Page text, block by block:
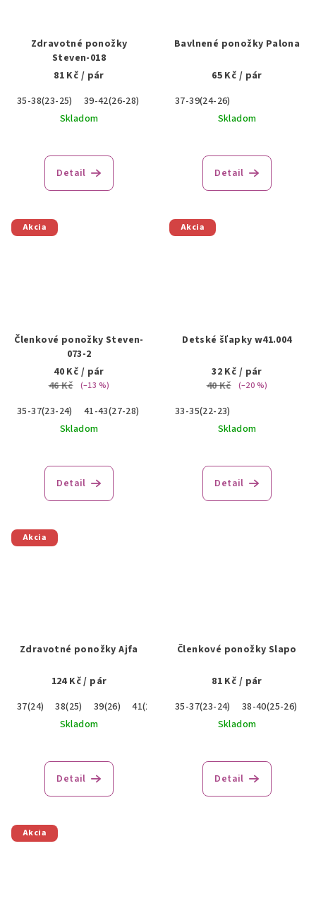
Zdravotné ponožky
Steven-018
81 Kč / pár
35-38(23-25)
39-42(26-28)
43-46(29-30)
Skladom
Detail
Bavlnené ponožky Palona
65 Kč / pár
37-39(24-26)
Skladom
Detail
Akcia
Členkové ponožky Steven-
073-2
40 Kč / pár
46 Kč
(–13 %)
35-37(23-24) 41-43(27-28)
44-46(29-30)
Skladom
Detail
Akcia
Detské šľapky w41.004
32 Kč / pár
40 Kč
(–20 %)
33-35(22-23)
Skladom
Detail
Akcia
Zdravotné ponožky Ajfa
124 Kč/ pár
37(24)
38(25) 39(26)
41(27)
Skladom
Detail
Členkové ponožky Slapo
81 Kč / pár
35-37(23-24)
38-40(25-26)
Skladom
Detail
Akcia